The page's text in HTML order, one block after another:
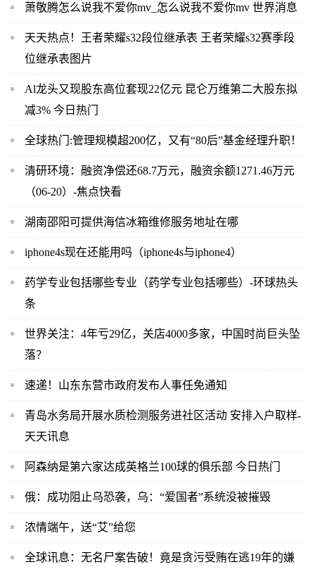
萧敬腾怎么说我不爱你mv_怎么说我不爱你mv 世界消息
天天热点！王者荣耀s32段位继承表 王者荣耀s32赛季段
位继承表图片
Al龙头又现股东高位套现22亿元 昆仑万维第二大股东拟
减3% 今日热门
全球热门:管理规模超200亿，又有“80后”基金经理升职！
清研环境：融资净偿还68.7万元，融资余额1271.46万元
（06-20）-焦点快看
湖南邵阳可提供海信冰箱维修服务地址在哪
iphone4s现在还能用吗（iphone4s与iphone4）
药学专业包括哪些专业（药学专业包括哪些）-环球热头
条
世界关注：4年亏29亿，关店4000多家，中国时尚巨头坠
落？
速递！山东东营市政府发布人事任免通知
青岛水务局开展水质检测服务进社区活动 安排入户取样-
天天讯息
阿森纳是第六家达成英格兰100球的俱乐部 今日热门
俄：成功阻止乌恐袭，乌：“爱国者”系统没被摧毁
浓情端午，送“艾”给您
全球讯息：无名尸案告破！竟是贪污受贿在逃19年的嫌